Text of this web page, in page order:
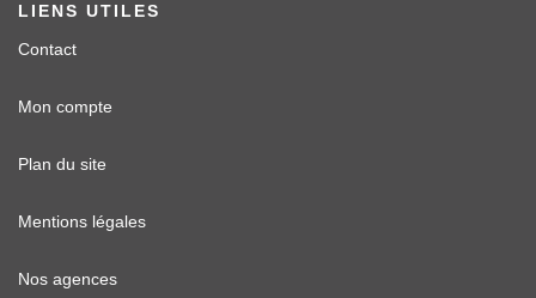
LIENS UTILES
Contact
Mon compte
Plan du site
Mentions légales
Nos agences